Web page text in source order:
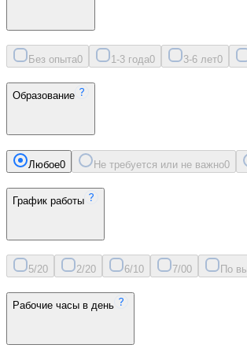
Без опыта0 1-3 года0 3-6 лет0
Образование
Любое0 Не требуется или не важно0
График работы
5/20 2/20 6/10 7/00 По
Рабочие часы в день